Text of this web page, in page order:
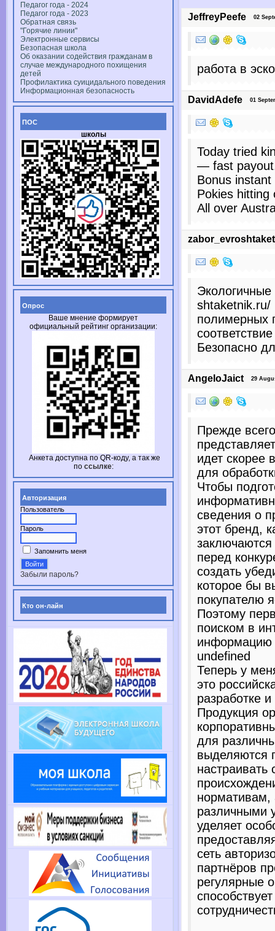
Педагог года - 2024
Педагог года - 2023
Обратная связь
"Горячие линии"
Электронные сервисы
Безопасная школа
Об оказании содействия гражданам в
случае международного похищения
детей
Профилактика суицидального поведения
Информационная безопасность
ПОС
школы
Опрос
Ваше мнение формирует
официальный рейтинг организации:
Анкета доступна по QR-коду, а так же
по ссылке:
Авторизация
Пользователь
Пароль
Запомнить меня
Забыли пароль?
Кто он-лайн
JeffreyPeefe 02
работа в
DavidAdefe 01
Today tried
— fast
Bonus
Pokies hitting
All over
shtaketnik.ru/
полимерных
Безопасно
AngeloJaict 29
Прежде
идет скорее
для
Чтобы
сведения о
этот бренд,
перед
создать
которое бы
покупателю
Поэтому
поиском в
информацию
undefined
Теперь у
это
разработке
Продукция
для
выделяются
настраивать
нормативам,
различными
уделяет
сеть
партнёров
регулярные